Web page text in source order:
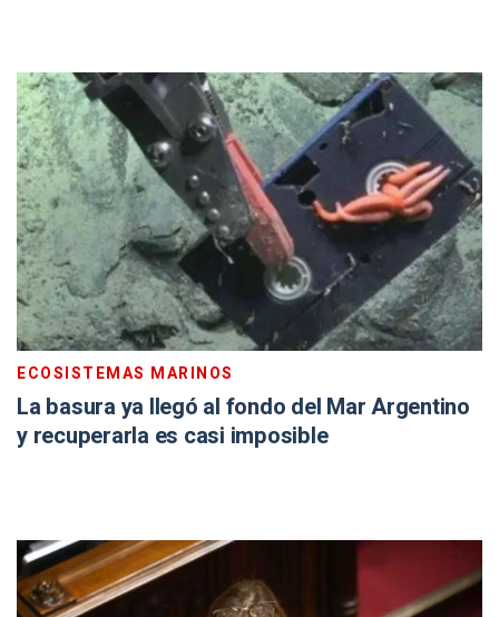
ECOSISTEMAS MARINOS
La basura ya llegó al fondo del Mar Argentino
y recuperarla es casi imposible